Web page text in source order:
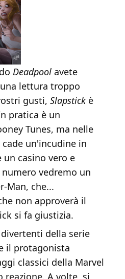
Deadpool avete
lettura troppo
gusti, Slapstickè
pratica è un
Tunes, ma nelle
un'incudine in
casino vero e
vedremo un
Man, che...
non approverà il
si fa giustizia.
della serie
il protagonista
classici della Marvel